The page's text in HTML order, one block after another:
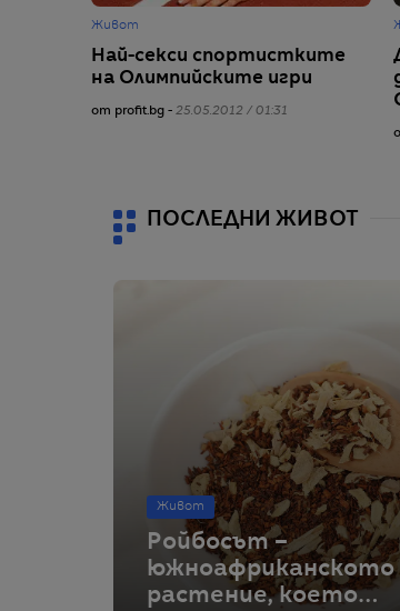
Живот
Най-секси спортистките
на Олимпийските игри
от profit.bg - 25.05.2012 / 01:31
ПОСЛЕДНИ ЖИВОТ
Живот
Ройбосът –
южноафриканското
растение, което